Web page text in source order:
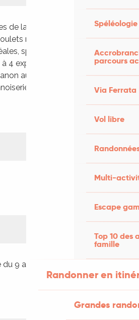
Spéléologie
parcours
Via Ferrata
Vol libre
Multi-
Escape
Top 10 des
famille
Randonner en
Grandes
de la ferme, confitures, bijoux,
rôtis, petite épicerie avec
spécialités régionales (vin,
4 exposants. L'AC&L assure
au bord du Lac, café,
et à La Petite...
9 août 2026 au 13